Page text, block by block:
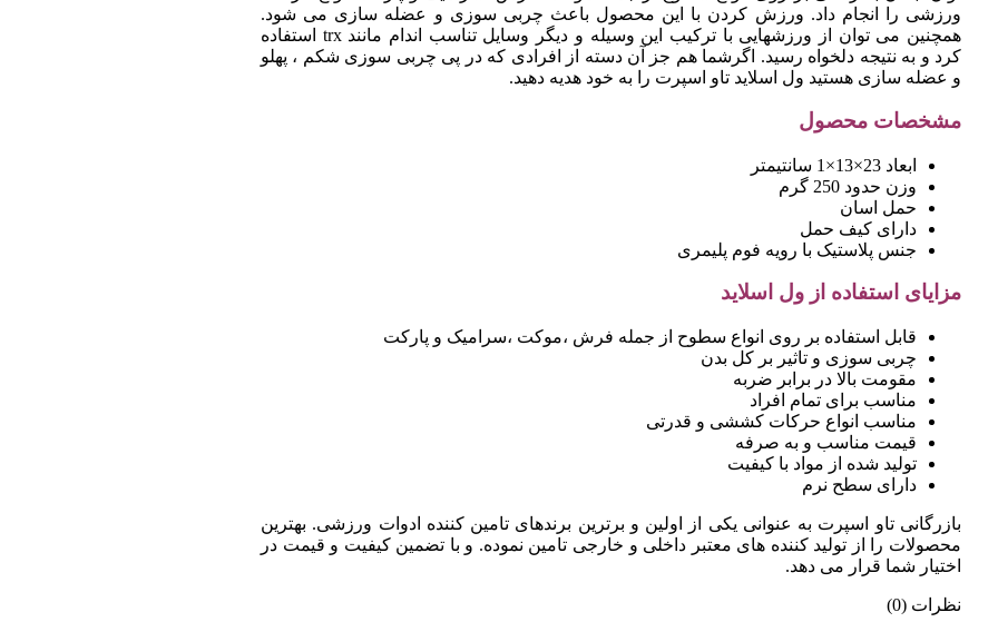
ورزشی را انجام داد. ورزش کردن با این محصول باعث چربی سوزی و عضله سازی می شود.
همچنین می توان از ورزشهایی با ترکیب این وسیله و دیگر وسایل تناسب اندام مانند trx استفاده
کرد و به نتیجه دلخواه رسید. اگرشما هم جز آن دسته از افرادی که در پی چربی سوزی شکم ، پهلو
و عضله سازی هستید ول اسلاید تاو اسپرت را به خود هدیه دهید.
مشخصات محصول
ابعاد 23×13×1 سانتیمتر
وزن حدود 250 گرم
حمل اسان
دارای کیف حمل
جنس پلاستیک با رویه فوم پلیمری
مزایای استفاده از ول اسلاید
قابل استفاده بر روی انواع سطوح از جمله فرش ،موکت ،سرامیک و پارکت
چربی سوزی و تاثیر بر کل بدن
مقومت بالا در برابر ضربه
مناسب برای تمام افراد
مناسب انواع حرکات کششی و قدرتی
قیمت مناسب و به صرفه
تولید شده از مواد با کیفیت
دارای سطح نرم
بازرگانی تاو اسپرت به عنوانی یکی از اولین و برترین برندهای تامین کننده ادوات ورزشی. بهترین
محصولات را از تولید کننده های معتبر داخلی و خارجی تامین نموده. و با تضمین کیفیت و قیمت در
اختیار شما قرار می دهد.
نظرات (0)